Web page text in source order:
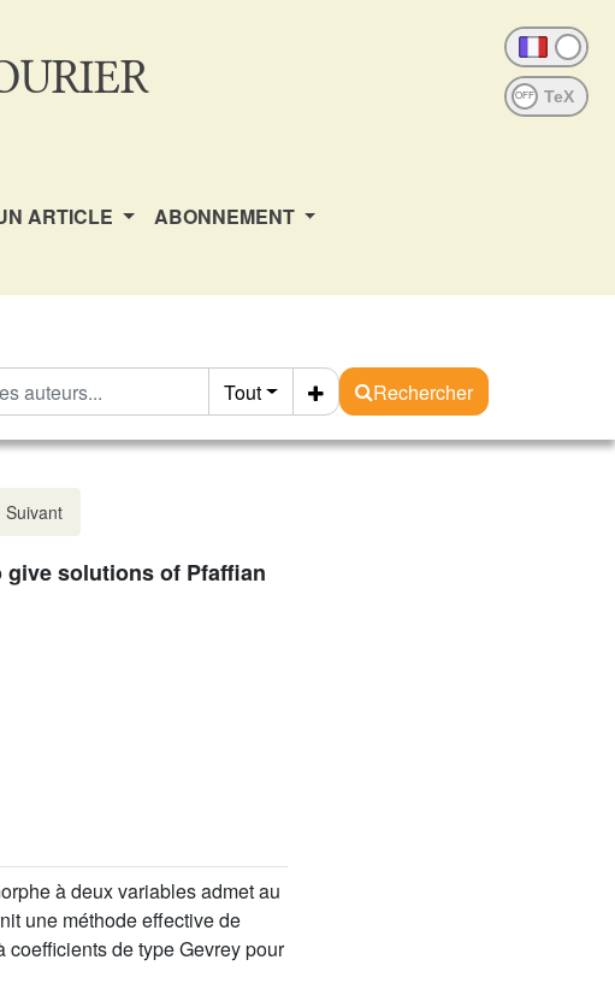
OFF
ARTICLE ABONNEMENT
Tout
Rechercher
Suivant
solutions of Pfaffian
à deux variables admet au
une méthode effective de
de type Gevrey pour